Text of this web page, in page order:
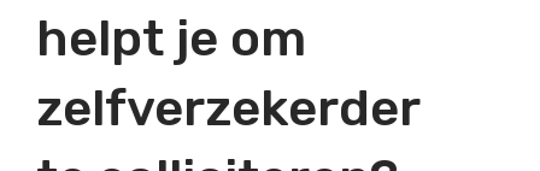
helpt je om
zelfverzekerder